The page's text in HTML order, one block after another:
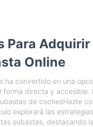
Para Adquirir
Online
ha convertido en una
forma directa y accesible.
de cochesHazte
explorará las
subastas, destacando